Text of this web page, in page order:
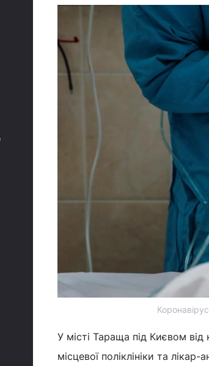
У місті Тараща під Києвом
місцевої поліклініки та